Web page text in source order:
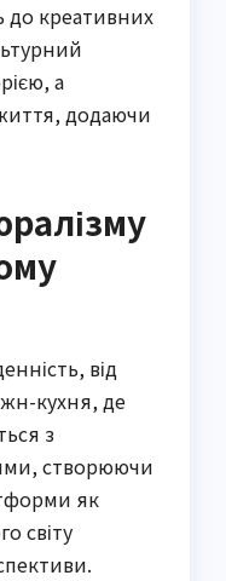
креативних
а
додаючи
від
кухня, де
з
створюючи
як
світу